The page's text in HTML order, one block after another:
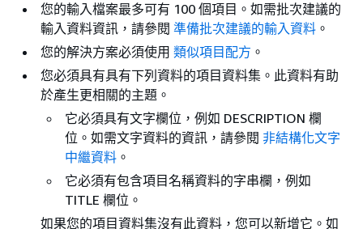
您的輸入檔案最多可有 100 個項目。如需批次建議的
輸入資料資訊，請參閱 準備批次建議的輸入資料 。
您的解決方案必須使用 類似項目配方 。
您必須具有具有下列資料的項目資料集。此資料有助
於產生更相關的主題。
它必須具有文字欄位，例如 DESCRIPTION 欄
位。如需文字資料的資訊，請參閱 非結構化文字
中繼資料 。
它必須有包含項目名稱資料的字串欄，例如
TITLE 欄位。
如果您的項目資料集沒有此資料，您可以新增它。如